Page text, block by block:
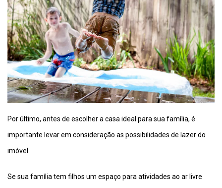
Por último, antes de escolher a casa ideal para sua família, é
importante levar em consideração as possibilidades de lazer do
imóvel.
Se sua família tem filhos um espaço para atividades ao ar livre